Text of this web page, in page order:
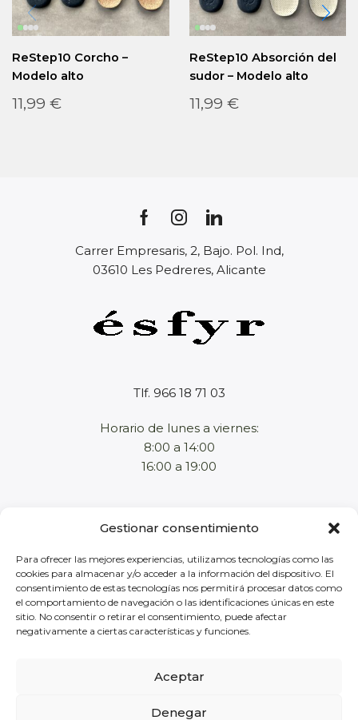
Gestionar consentimiento
Para ofrecer las mejores experiencias, utilizamos tecnologías como las
cookies para almacenar y/o acceder a la información del dispositivo. El
consentimiento de estas tecnologías nos permitirá procesar datos como
el comportamiento de navegación o las identificaciones únicas en este
sitio. No consentir o retirar el consentimiento, puede afectar
negativamente a ciertas características y funciones.
Aceptar
Denegar
ReStep10 Corcho –
Modelo alto
11,99 €
ReStep10 Absorción del
sudor – Modelo alto
11,99 €
Carrer Empresaris, 2, Bajo. Pol. Ind,
03610 Les Pedreres, Alicante
Tlf. 966 18 71 03
Horario de lunes a viernes:
8:00 a 14:00
16:00 a 19:00
Empresa
Productos
Tienda online
Contacto
Aviso legal
Política de cookies
Envíos y devoluciones